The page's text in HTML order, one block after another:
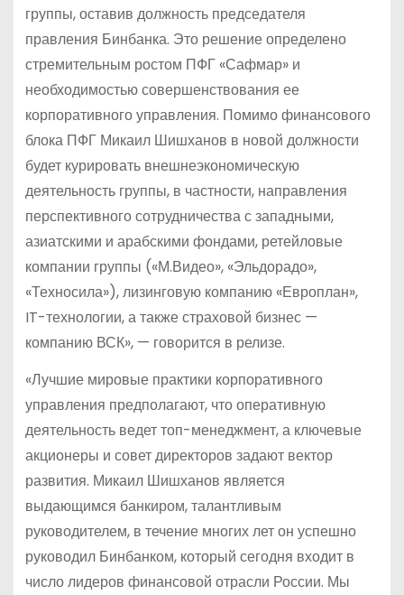
группы, оставив должность председателя
правления Бинбанка. Это решение определено
стремительным ростом ПФГ «Сафмар» и
необходимостью совершенствования ее
корпоративного управления. Помимо финансового
блока ПФГ Микаил Шишханов в новой должности
будет курировать внешнеэкономическую
деятельность группы, в частности, направления
перспективного сотрудничества с западными,
азиатскими и арабскими фондами, ретейловые
компании группы («М.Видео», «Эльдорадо»,
«Техносила»), лизинговую компанию «Европлан»,
IT-технологии, а также страховой бизнес —
компанию ВСК», — говорится в релизе.
«Лучшие мировые практики корпоративного
управления предполагают, что оперативную
деятельность ведет топ-менеджмент, а ключевые
акционеры и совет директоров задают вектор
развития. Микаил Шишханов является
выдающимся банкиром, талантливым
руководителем, в течение многих лет он успешно
руководил Бинбанком, который сегодня входит в
число лидеров финансовой отрасли России. Мы